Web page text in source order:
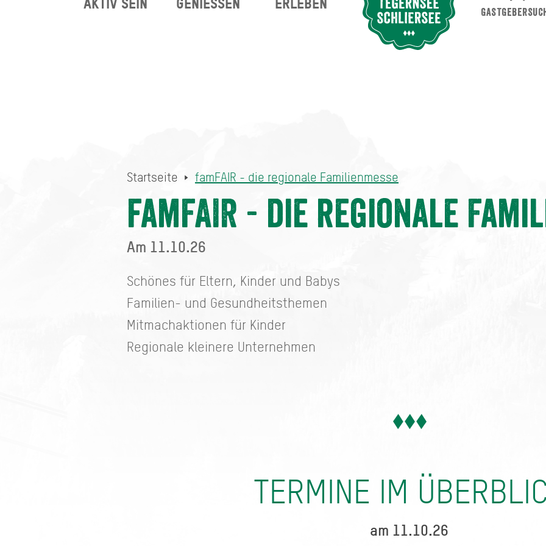
Startseite famFAIR - die regionale Familienmesse
famFAIR - die regionale
Am 11.10.26
Schönes für Eltern, Kinder und Babys
Familien- und Gesundheitsthemen
Mitmachaktionen für Kinder
Regionale kleinere Unternehmen
TERMINE IM
am 11.10.26
AKTIV SEIN GENIESSEN ERLEBEN
Suche abschicken